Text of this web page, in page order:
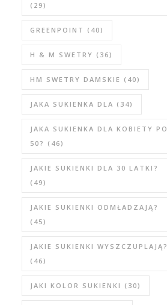
(29)
GREENPOINT (40)
H & M SWETRY (36)
HM SWETRY DAMSKIE (40)
JAKA SUKIENKA DLA (34)
JAKA SUKIENKA DLA KOBIETY PO
50? (46)
JAKIE SUKIENKI DLA 30 LATKI?
(49)
JAKIE SUKIENKI ODMŁADZAJĄ?
(45)
JAKIE SUKIENKI WYSZCZUPLAJĄ?
(46)
JAKI KOLOR SUKIENKI (30)